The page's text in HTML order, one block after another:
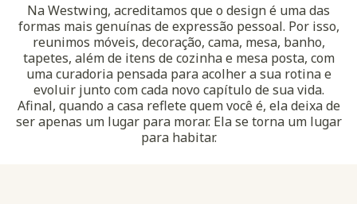
Na Westwing, acreditamos que o design é uma das
formas mais genuínas de expressão pessoal. Por isso,
reunimos móveis, decoração, cama, mesa, banho,
tapetes, além de itens de cozinha e mesa posta, com
uma curadoria pensada para acolher a sua rotina e
evoluir junto com cada novo capítulo de sua vida.
Afinal, quando a casa reflete quem você é, ela deixa de
ser apenas um lugar para morar. Ela se torna um lugar
para habitar.